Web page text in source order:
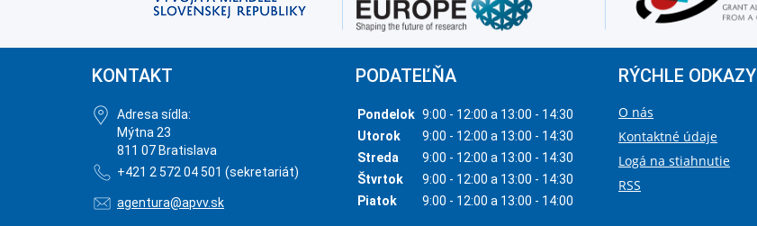
KONTAKT
Adresa sídla:
Mýtna 23
811 07 Bratislava
+421 2 572 04 501 (sekretariát)
agentura@apvv.sk
PODATEĽŇA
Pondelok 9:00 - 12:00 a 13:00 - 14:30
Utorok
9:00 - 12:00 a 13:00 - 14:30
Streda
9:00 - 12:00 a 13:00 - 14:30
Štvrtok
9:00 - 12:00 a 13:00 - 14:30
Piatok
9:00 - 12:00 a 13:00 - 14:00
RÝCHLE ODKAZY
O nás
Kontaktné údaje
Logá na stiahnutie
RSS